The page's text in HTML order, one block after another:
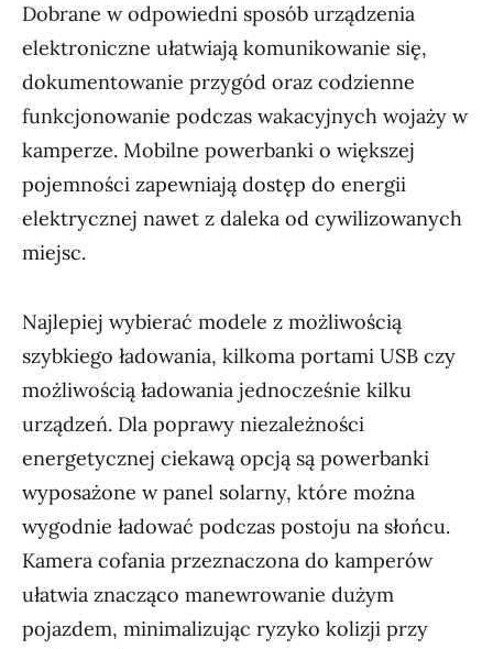
Dobrane w odpowiedni sposób urządzenia
elektroniczne ułatwiają komunikowanie się,
dokumentowanie przygód oraz codzienne
funkcjonowanie podczas wakacyjnych wojaży w
kamperze. Mobilne powerbanki o większej
pojemności zapewniają dostęp do energii
elektrycznej nawet z daleka od cywilizowanych
miejsc.
Najlepiej wybierać modele z możliwością
szybkiego ładowania, kilkoma portami USB czy
możliwością ładowania jednocześnie kilku
urządzeń. Dla poprawy niezależności
energetycznej ciekawą opcją są powerbanki
wyposażone w panel solarny, które można
wygodnie ładować podczas postoju na słońcu.
Kamera cofania przeznaczona do kamperów
ułatwia znacząco manewrowanie dużym
pojazdem, minimalizując ryzyko kolizji przy